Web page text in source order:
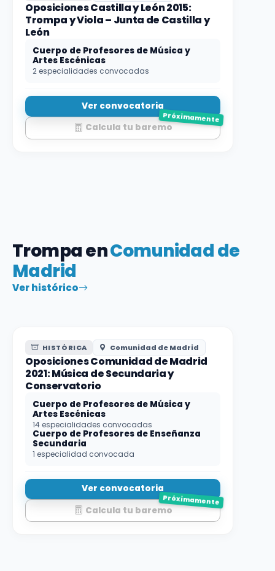
Oposiciones Castilla y León 2015:
Trompa y Viola – Junta de Castilla y
León
Cuerpo de Profesores de Música y
Artes Escénicas
2 especialidades convocadas
Ver convocatoria
Calcula tu baremo
Próximamente
Trompa enComunidad de
Madrid
Ver histórico
HISTÓRICA Comunidad de Madrid
Oposiciones Comunidad de Madrid
2021: Música de Secundaria y
Conservatorio
Cuerpo de Profesores de Música y
Artes Escénicas
14 especialidades convocadas
Cuerpo de Profesores de Enseñanza
Secundaria
1 especialidad convocada
Ver convocatoria
Calcula tu baremo
Próximamente